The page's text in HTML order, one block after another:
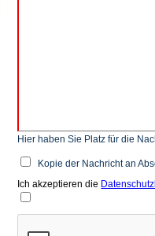
Hier haben Sie Platz für die
Kopie der Nachricht an
Ich akzeptieren die